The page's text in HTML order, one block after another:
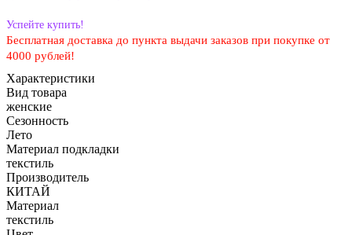
Успейте купить!
Бесплатная доставка до пункта выдачи заказов при покупке от
4000 рублей!
Характеристики
Вид товара
женские
Сезонность
Лето
Материал подкладки
текстиль
Производитель
КИТАЙ
Материал
текстиль